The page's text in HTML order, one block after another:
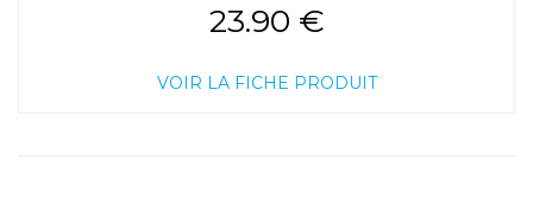
23.90 €
VOIR LA FICHE PRODUIT